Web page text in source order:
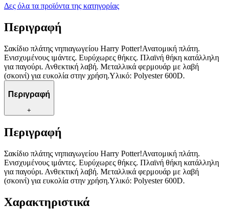
Δες όλα τα προϊόντα της κατηγορίας
Περιγραφή
Σακίδιο πλάτης νηπιαγωγείου Harry Potter!Ανατομική πλάτη.
Ενισχυμένους ιμάντες. Ευρύχωρες θήκες. Πλαϊνή θήκη κατάλληλη
για παγούρι. Ανθεκτική λαβή. Μεταλλικά φερμουάρ με λαβή
(σκοινί) για ευκολία στην χρήση.Υλικό: Polyester 600D.
Περιγραφή
+
Περιγραφή
Σακίδιο πλάτης νηπιαγωγείου Harry Potter!Ανατομική πλάτη.
Ενισχυμένους ιμάντες. Ευρύχωρες θήκες. Πλαϊνή θήκη κατάλληλη
για παγούρι. Ανθεκτική λαβή. Μεταλλικά φερμουάρ με λαβή
(σκοινί) για ευκολία στην χρήση.Υλικό: Polyester 600D.
Χαρακτηριστικά